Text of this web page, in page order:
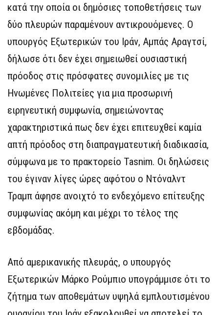
κατά την οποία οι δημόσιες τοποθετήσεις των
δύο πλευρών παραμένουν αντικρουόμενες. Ο
υπουργός Εξωτερικών του Ιράν, Αμπάς Αραγτσί,
δήλωσε ότι δεν έχει σημειωθεί ουσιαστική
πρόοδος στις πρόσφατες συνομιλίες με τις
Ηνωμένες Πολιτείες για μια προσωρινή
ειρηνευτική συμφωνία, σημειώνοντας
χαρακτηριστικά πως δεν έχει επιτευχθεί καμία
απτή πρόοδος στη διαπραγματευτική διαδικασία,
σύμφωνα με το πρακτορείο Tasnim. Οι δηλώσεις
του έγιναν λίγες ώρες αφότου ο Ντόναλντ
Τραμπ άφησε ανοιχτό το ενδεχόμενο επίτευξης
συμφωνίας ακόμη και μέχρι το τέλος της
εβδομάδας.
Από αμερικανικής πλευράς, ο υπουργός
Εξωτερικών Μάρκο Ρούμπιο υπογράμμισε ότι το
ζήτημα των αποθεμάτων υψηλά εμπλουτισμένου